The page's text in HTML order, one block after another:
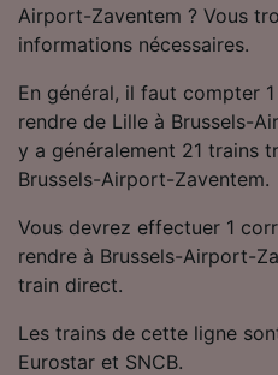
Airport-Zaventem ? Vous
informations nécessaires.
En général, il faut compter
rendre de Lille à Brussels-
y a généralement 21 trains
Brussels-Airport-Zaventem.
Vous devrez effectuer 1
rendre à Brussels-Airport-
train direct.
Les trains de cette ligne
Eurostar et SNCB.